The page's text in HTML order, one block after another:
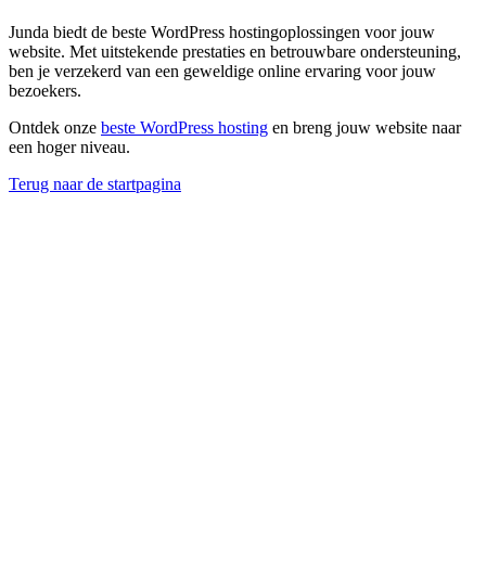
Junda biedt de beste WordPress hostingoplossingen voor jouw
website. Met uitstekende prestaties en betrouwbare ondersteuning,
ben je verzekerd van een geweldige online ervaring voor jouw
bezoekers.
Ontdek onze beste WordPress hosting en breng jouw website naar
een hoger niveau.
Terug naar de startpagina